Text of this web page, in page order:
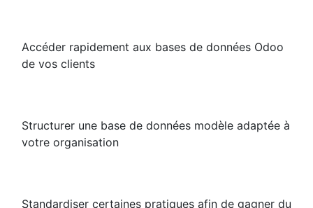
Accéder rapidement aux bases de données Odoo
de vos clients
Structurer une base de données modèle adaptée à
votre organisation
Standardiser certaines pratiques afin de gagner du